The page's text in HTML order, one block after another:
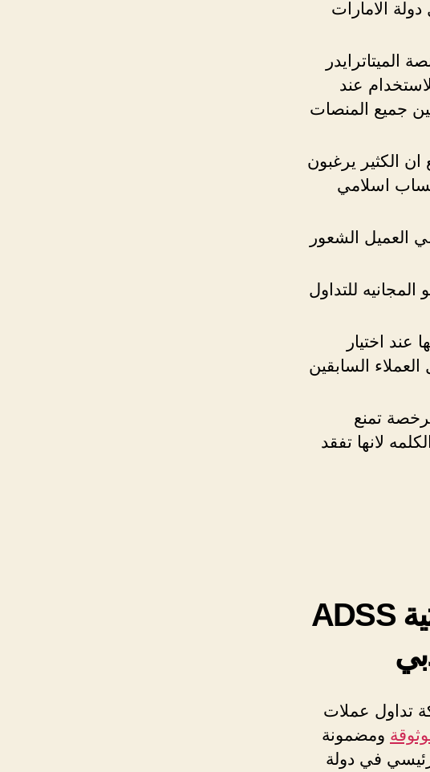
الامارات
عند
جميع المنصات
الكثير يرغبون
حساب اسلامي
العميل الشعور
للتداول
اختيار
السابقين
تمنع
لانها تفقد
شركة اي دي اس اس الاماراتية ADSS
تداول عملات
ومضمونة
في دولة